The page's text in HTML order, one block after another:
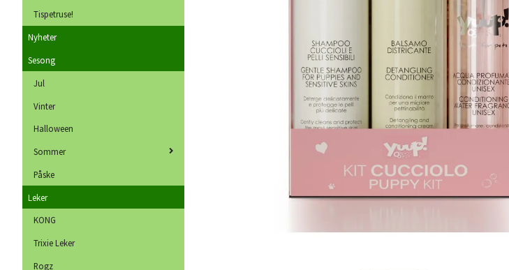
Tispetruse!
Nyheter
Sesong
Jul
Vinter
Halloween
Sommer
Påske
Leker
KONG
Trixie Leker
Rogz